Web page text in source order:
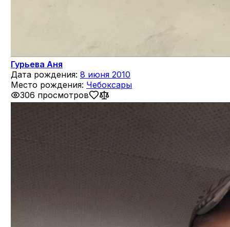
Гурьева Аня
Дата рождения: 8 июня 2010
Место рождения: Чебоксары
306 просмотров